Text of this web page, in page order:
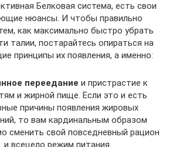
Белковая система, есть свои
нюансы. И чтобы правильно
как максимально быстро убрать
талии, постарайтесь опираться на
принципы их появления, а именно:
переедание и пристрастие к
и жирной пище. Если это и есть
причины появления жировых
то вам кардинальным образом
сменить свой повседневный рацион
и всецело режим питания.